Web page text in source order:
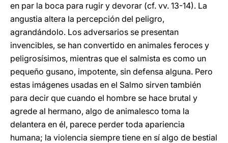
en par la boca para rugir y devorar (cf. vv. 13-14). La
angustia altera la percepción del peligro,
agrandándolo. Los adversarios se presentan
invencibles, se han convertido en animales feroces y
peligrosísimos, mientras que el salmista es como un
pequeño gusano, impotente, sin defensa alguna. Pero
estas imágenes usadas en el Salmo sirven también
para decir que cuando el hombre se hace brutal y
agrede al hermano, algo de animalesco toma la
delantera en él, parece perder toda apariencia
humana; la violencia siempre tiene en sí algo de bestial